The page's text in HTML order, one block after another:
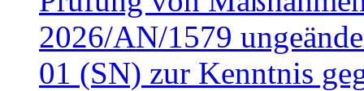
2026/AN/1579
01 (SN) zur Kenntnis